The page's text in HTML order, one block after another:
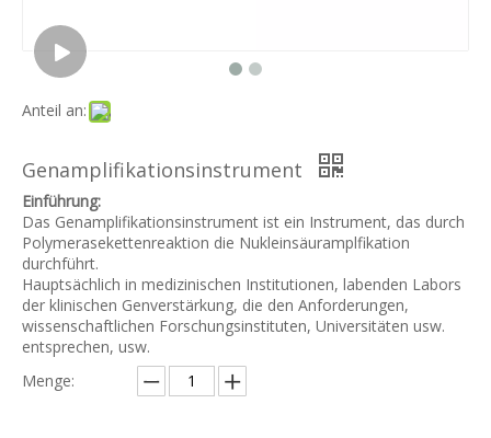
Anteil an:
Genamplifikationsinstrument
Einführung:
Das Genamplifikationsinstrument ist ein Instrument, das durch
Polymerasekettenreaktion die Nukleinsäuramplfikation
durchführt.
Hauptsächlich in medizinischen Institutionen, labenden Labors
der klinischen Genverstärkung, die den Anforderungen,
wissenschaftlichen Forschungsinstituten, Universitäten usw.
entsprechen, usw.
Menge: